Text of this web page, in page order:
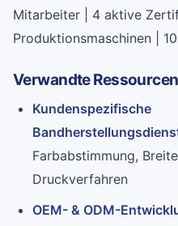
Mitarbeiter | 4 aktive
Produktionsmaschinen |
Verwandte Ressourcen
Kundenspezifische
Farbabstimmung,
Druckverfahren
OEM- & ODM-